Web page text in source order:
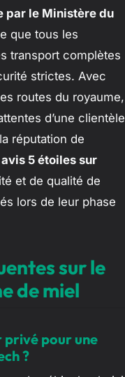
par le Ministère du
que tous les
transport complètes
strictes. Avec
routes du royaume,
d’une clientèle
réputation de
5 étoiles sur
et de qualité de
lors de leur phase
sur le
de miel
privé pour une
?